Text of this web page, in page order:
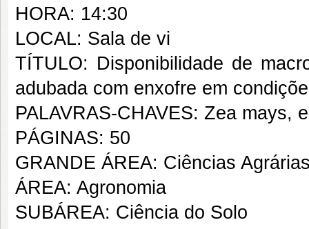
HORA: 14:30
LOCAL: Sala de vi
TÍTULO: Disponibilidade de
adubada com enxofre em
PALAVRAS-CHAVES: Zea mays,
PÁGINAS: 50
GRANDE ÁREA: Ciências
ÁREA: Agronomia
SUBÁREA: Ciência do Solo